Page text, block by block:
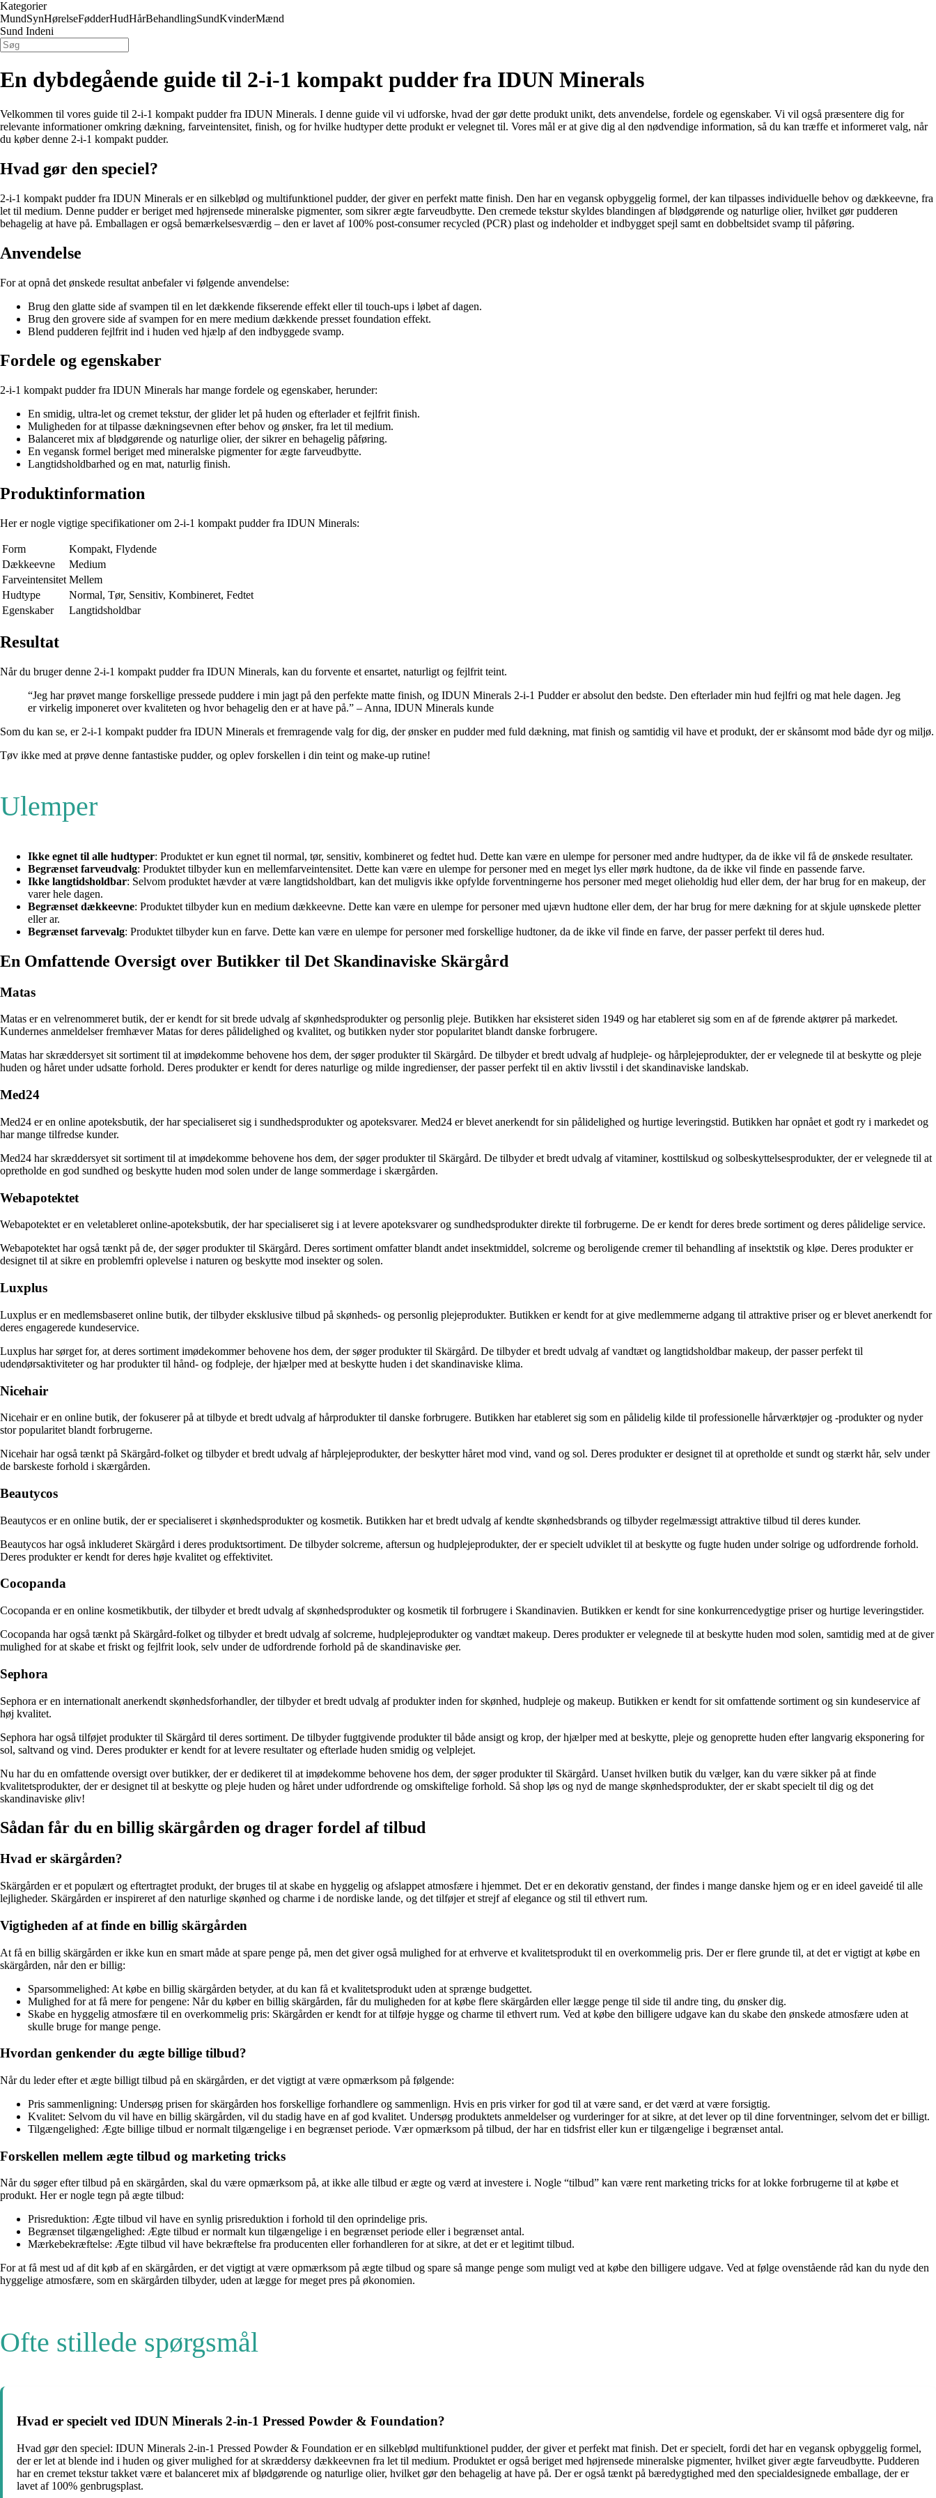
Kategorier
MundSynHørelseFødderHudHårBehandlingSundKvinderMænd
Sund Indeni
En dybdegående guide til 2-i-1 kompakt pudder fra IDUN Minerals
Velkommen til vores guide til 2-i-1 kompakt pudder fra IDUN Minerals. I denne guide vil vi udforske, hvad der gør dette produkt unikt, dets anvendelse, fordele og egenskaber. Vi vil også præsentere dig for
relevante informationer omkring dækning, farveintensitet, finish, og for hvilke hudtyper dette produkt er velegnet til. Vores mål er at give dig al den nødvendige information, så du kan træffe et informeret valg, når
du køber denne 2-i-1 kompakt pudder.
Hvad gør den speciel?
2-i-1 kompakt pudder fra IDUN Minerals er en silkeblød og multifunktionel pudder, der giver en perfekt matte finish. Den har en vegansk opbyggelig formel, der kan tilpasses individuelle behov og dækkeevne, fra
let til medium. Denne pudder er beriget med højrensede mineralske pigmenter, som sikrer ægte farveudbytte. Den cremede tekstur skyldes blandingen af blødgørende og naturlige olier, hvilket gør pudderen
behagelig at have på. Emballagen er også bemærkelsesværdig – den er lavet af 100% post-consumer recycled (PCR) plast og indeholder et indbygget spejl samt en dobbeltsidet svamp til påføring.
Anvendelse
For at opnå det ønskede resultat anbefaler vi følgende anvendelse:
Brug den glatte side af svampen til en let dækkende fikserende effekt eller til touch-ups i løbet af dagen.
Brug den grovere side af svampen for en mere medium dækkende presset foundation effekt.
Blend pudderen fejlfrit ind i huden ved hjælp af den indbyggede svamp.
Fordele og egenskaber
2-i-1 kompakt pudder fra IDUN Minerals har mange fordele og egenskaber, herunder:
En smidig, ultra-let og cremet tekstur, der glider let på huden og efterlader et fejlfrit finish.
Muligheden for at tilpasse dækningsevnen efter behov og ønsker, fra let til medium.
Balanceret mix af blødgørende og naturlige olier, der sikrer en behagelig påføring.
En vegansk formel beriget med mineralske pigmenter for ægte farveudbytte.
Langtidsholdbarhed og en mat, naturlig finish.
Produktinformation
Her er nogle vigtige specifikationer om 2-i-1 kompakt pudder fra IDUN Minerals:
Form
Kompakt, Flydende
Dækkeevne
Medium
Farveintensitet Mellem
Hudtype
Normal, Tør, Sensitiv, Kombineret, Fedtet
Egenskaber
Langtidsholdbar
Resultat
Når du bruger denne 2-i-1 kompakt pudder fra IDUN Minerals, kan du forvente et ensartet, naturligt og fejlfrit teint.
“Jeg har prøvet mange forskellige pressede puddere i min jagt på den perfekte matte finish, og IDUN Minerals 2-i-1 Pudder er absolut den bedste. Den efterlader min hud fejlfri og mat hele dagen. Jeg
er virkelig imponeret over kvaliteten og hvor behagelig den er at have på.” – Anna, IDUN Minerals kunde
Som du kan se, er 2-i-1 kompakt pudder fra IDUN Minerals et fremragende valg for dig, der ønsker en pudder med fuld dækning, mat finish og samtidig vil have et produkt, der er skånsomt mod både dyr og miljø.
Tøv ikke med at prøve denne fantastiske pudder, og oplev forskellen i din teint og make-up rutine!
Ulemper
Ikke egnet til alle hudtyper: Produktet er kun egnet til normal, tør, sensitiv, kombineret og fedtet hud. Dette kan være en ulempe for personer med andre hudtyper, da de ikke vil få de ønskede resultater.
Begrænset farveudvalg: Produktet tilbyder kun en mellemfarveintensitet. Dette kan være en ulempe for personer med en meget lys eller mørk hudtone, da de ikke vil finde en passende farve.
Ikke langtidsholdbar: Selvom produktet hævder at være langtidsholdbart, kan det muligvis ikke opfylde forventningerne hos personer med meget olieholdig hud eller dem, der har brug for en makeup, der
varer hele dagen.
Begrænset dækkeevne: Produktet tilbyder kun en medium dækkeevne. Dette kan være en ulempe for personer med ujævn hudtone eller dem, der har brug for mere dækning for at skjule uønskede pletter
eller ar.
Begrænset farvevalg: Produktet tilbyder kun en farve. Dette kan være en ulempe for personer med forskellige hudtoner, da de ikke vil finde en farve, der passer perfekt til deres hud.
En Omfattende Oversigt over Butikker til Det Skandinaviske Skärgård
Matas
Matas er en velrenommeret butik, der er kendt for sit brede udvalg af skønhedsprodukter og personlig pleje. Butikken har eksisteret siden 1949 og har etableret sig som en af de førende aktører på markedet.
Kundernes anmeldelser fremhæver Matas for deres pålidelighed og kvalitet, og butikken nyder stor popularitet blandt danske forbrugere.
Matas har skræddersyet sit sortiment til at imødekomme behovene hos dem, der søger produkter til Skärgård. De tilbyder et bredt udvalg af hudpleje- og hårplejeprodukter, der er velegnede til at beskytte og pleje
huden og håret under udsatte forhold. Deres produkter er kendt for deres naturlige og milde ingredienser, der passer perfekt til en aktiv livsstil i det skandinaviske landskab.
Med24
Med24 er en online apoteksbutik, der har specialiseret sig i sundhedsprodukter og apoteksvarer. Med24 er blevet anerkendt for sin pålidelighed og hurtige leveringstid. Butikken har opnået et godt ry i markedet og
har mange tilfredse kunder.
Med24 har skræddersyet sit sortiment til at imødekomme behovene hos dem, der søger produkter til Skärgård. De tilbyder et bredt udvalg af vitaminer, kosttilskud og solbeskyttelsesprodukter, der er velegnede til at
opretholde en god sundhed og beskytte huden mod solen under de lange sommerdage i skærgården.
Webapotektet
Webapotektet er en veletableret online-apoteksbutik, der har specialiseret sig i at levere apoteksvarer og sundhedsprodukter direkte til forbrugerne. De er kendt for deres brede sortiment og deres pålidelige service.
Webapotektet har også tænkt på de, der søger produkter til Skärgård. Deres sortiment omfatter blandt andet insektmiddel, solcreme og beroligende cremer til behandling af insektstik og kløe. Deres produkter er
designet til at sikre en problemfri oplevelse i naturen og beskytte mod insekter og solen.
Luxplus
Luxplus er en medlemsbaseret online butik, der tilbyder eksklusive tilbud på skønheds- og personlig plejeprodukter. Butikken er kendt for at give medlemmerne adgang til attraktive priser og er blevet anerkendt for
deres engagerede kundeservice.
Luxplus har sørget for, at deres sortiment imødekommer behovene hos dem, der søger produkter til Skärgård. De tilbyder et bredt udvalg af vandtæt og langtidsholdbar makeup, der passer perfekt til
udendørsaktiviteter og har produkter til hånd- og fodpleje, der hjælper med at beskytte huden i det skandinaviske klima.
Nicehair
Nicehair er en online butik, der fokuserer på at tilbyde et bredt udvalg af hårprodukter til danske forbrugere. Butikken har etableret sig som en pålidelig kilde til professionelle hårværktøjer og -produkter og nyder
stor popularitet blandt forbrugerne.
Nicehair har også tænkt på Skärgård-folket og tilbyder et bredt udvalg af hårplejeprodukter, der beskytter håret mod vind, vand og sol. Deres produkter er designet til at opretholde et sundt og stærkt hår, selv under
de barskeste forhold i skærgården.
Beautycos
Beautycos er en online butik, der er specialiseret i skønhedsprodukter og kosmetik. Butikken har et bredt udvalg af kendte skønhedsbrands og tilbyder regelmæssigt attraktive tilbud til deres kunder.
Beautycos har også inkluderet Skärgård i deres produktsortiment. De tilbyder solcreme, aftersun og hudplejeprodukter, der er specielt udviklet til at beskytte og fugte huden under solrige og udfordrende forhold.
Deres produkter er kendt for deres høje kvalitet og effektivitet.
Cocopanda
Cocopanda er en online kosmetikbutik, der tilbyder et bredt udvalg af skønhedsprodukter og kosmetik til forbrugere i Skandinavien. Butikken er kendt for sine konkurrencedygtige priser og hurtige leveringstider.
Cocopanda har også tænkt på Skärgård-folket og tilbyder et bredt udvalg af solcreme, hudplejeprodukter og vandtæt makeup. Deres produkter er velegnede til at beskytte huden mod solen, samtidig med at de giver
mulighed for at skabe et friskt og fejlfrit look, selv under de udfordrende forhold på de skandinaviske øer.
Sephora
Sephora er en internationalt anerkendt skønhedsforhandler, der tilbyder et bredt udvalg af produkter inden for skønhed, hudpleje og makeup. Butikken er kendt for sit omfattende sortiment og sin kundeservice af
høj kvalitet.
Sephora har også tilføjet produkter til Skärgård til deres sortiment. De tilbyder fugtgivende produkter til både ansigt og krop, der hjælper med at beskytte, pleje og genoprette huden efter langvarig eksponering for
sol, saltvand og vind. Deres produkter er kendt for at levere resultater og efterlade huden smidig og velplejet.
Nu har du en omfattende oversigt over butikker, der er dedikeret til at imødekomme behovene hos dem, der søger produkter til Skärgård. Uanset hvilken butik du vælger, kan du være sikker på at finde
kvalitetsprodukter, der er designet til at beskytte og pleje huden og håret under udfordrende og omskiftelige forhold. Så shop løs og nyd de mange skønhedsprodukter, der er skabt specielt til dig og det
skandinaviske øliv!
Sådan får du en billig skärgården og drager fordel af tilbud
Hvad er skärgården?
Skärgården er et populært og eftertragtet produkt, der bruges til at skabe en hyggelig og afslappet atmosfære i hjemmet. Det er en dekorativ genstand, der findes i mange danske hjem og er en ideel gaveidé til alle
lejligheder. Skärgården er inspireret af den naturlige skønhed og charme i de nordiske lande, og det tilføjer et strejf af elegance og stil til ethvert rum.
Vigtigheden af at finde en billig skärgården
At få en billig skärgården er ikke kun en smart måde at spare penge på, men det giver også mulighed for at erhverve et kvalitetsprodukt til en overkommelig pris. Der er flere grunde til, at det er vigtigt at købe en
skärgården, når den er billig:
Sparsommelighed: At købe en billig skärgården betyder, at du kan få et kvalitetsprodukt uden at sprænge budgettet.
Mulighed for at få mere for pengene: Når du køber en billig skärgården, får du muligheden for at købe flere skärgården eller lægge penge til side til andre ting, du ønsker dig.
Skabe en hyggelig atmosfære til en overkommelig pris: Skärgården er kendt for at tilføje hygge og charme til ethvert rum. Ved at købe den billigere udgave kan du skabe den ønskede atmosfære uden at
skulle bruge for mange penge.
Hvordan genkender du ægte billige tilbud?
Når du leder efter et ægte billigt tilbud på en skärgården, er det vigtigt at være opmærksom på følgende:
Pris sammenligning: Undersøg prisen for skärgården hos forskellige forhandlere og sammenlign. Hvis en pris virker for god til at være sand, er det værd at være forsigtig.
Kvalitet: Selvom du vil have en billig skärgården, vil du stadig have en af god kvalitet. Undersøg produktets anmeldelser og vurderinger for at sikre, at det lever op til dine forventninger, selvom det er billigt.
Tilgængelighed: Ægte billige tilbud er normalt tilgængelige i en begrænset periode. Vær opmærksom på tilbud, der har en tidsfrist eller kun er tilgængelige i begrænset antal.
Forskellen mellem ægte tilbud og marketing tricks
Når du søger efter tilbud på en skärgården, skal du være opmærksom på, at ikke alle tilbud er ægte og værd at investere i. Nogle “tilbud” kan være rent marketing tricks for at lokke forbrugerne til at købe et
produkt. Her er nogle tegn på ægte tilbud:
Prisreduktion: Ægte tilbud vil have en synlig prisreduktion i forhold til den oprindelige pris.
Begrænset tilgængelighed: Ægte tilbud er normalt kun tilgængelige i en begrænset periode eller i begrænset antal.
Mærkebekræftelse: Ægte tilbud vil have bekræftelse fra producenten eller forhandleren for at sikre, at det er et legitimt tilbud.
For at få mest ud af dit køb af en skärgården, er det vigtigt at være opmærksom på ægte tilbud og spare så mange penge som muligt ved at købe den billigere udgave. Ved at følge ovenstående råd kan du nyde den
hyggelige atmosfære, som en skärgården tilbyder, uden at lægge for meget pres på økonomien.
Ofte stillede spørgsmål
Hvad er specielt ved IDUN Minerals 2-in-1 Pressed Powder & Foundation?
Hvad gør den speciel: IDUN Minerals 2-in-1 Pressed Powder & Foundation er en silkeblød multifunktionel pudder, der giver et perfekt mat finish. Det er specielt, fordi det har en vegansk opbyggelig formel,
der er let at blende ind i huden og giver mulighed for at skræddersy dækkeevnen fra let til medium. Produktet er også beriget med højrensede mineralske pigmenter, hvilket giver ægte farveudbytte. Pudderen
har en cremet tekstur takket være et balanceret mix af blødgørende og naturlige olier, hvilket gør den behagelig at have på. Der er også tænkt på bæredygtighed med den specialdesignede emballage, der er
lavet af 100% genbrugsplast.